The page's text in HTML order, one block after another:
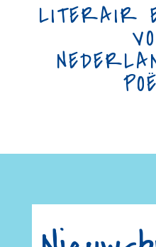
LITERAIR